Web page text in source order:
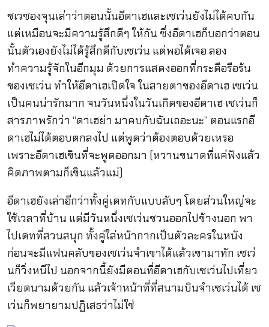
ชเวซองจุนเล่าว่าตอนนั้นอีดาเฮและเซเว่นยังไม่ได้คบกัน
แต่เหมือนจะมีความรู้สึกดีๆ ให้กัน ซึ่งอีดาเฮก็บอกว่าตอน
นั้นตัวเองยังไม่ได้รู้สึกดีกับเซเว่น แต่พอได้เจอ ลอง
ทำความรู้จักในอีกมุม ด้วยการแสดงออกที่กระตือรือร้น
ของเซเว่น ทำให้อีดาเฮเปิดใจ ในสายตาของอีดาเฮ เซเว่น
เป็นคนน่ารักมาก จนวันหนึ่งในวันเกิดของอีดาเฮ เซเว่นก็
สารภาพรักว่า “ดาเฮย่า มาคบกับฉันเถอะนะ” ตอนแรกอี
ดาเฮไม่ได้ตอบตกลงไป แต่พูดว่าต้องตอบด้วยเหรอ
เพราะอีดาเฮเขินที่จะพูดออกมา (หวานขนาดที่แค่ฟังแล้ว
คิดภาพตามก็เขินแล้วแม่)
อีดาเฮยังเล่าอีกว่าทั้งคู่เดทกับแบบลับๆ โดยส่วนใหญ่จะ
ใช้เวลาที่บ้าน แต่มีวันหนึ่งเซเว่นชวนออกไปข้างนอก พา
ไปเดทที่สวนสนุก ทั้งคู่ใส่หน้ากากเป็นตัวละครในหนัง
ก่อนจะมีแฟนคลับของเซเว่นจำเขาได้แล้วเขามาทัก เซเว่
นก็วิ่งหนีไป นอกจากนี้ยังมีตอนที่อีดาเฮกับเซเว่นไปเที่ยว
เวียดนามด้วยกัน แล้วเจ้าหน้าที่ที่สนามบินจำเซเว่นได้ เซ
เว่นก็พยายามปฏิเสธว่าไม่ใช่